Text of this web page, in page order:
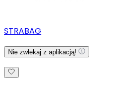
STRABAG
Nie zwlekaj z aplikacją!